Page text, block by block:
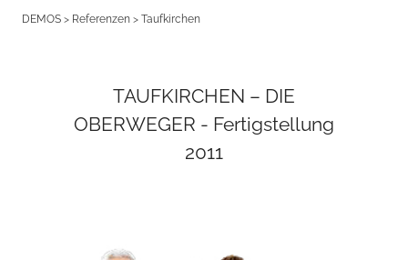
DEMOS > Referenzen > Taufkirchen